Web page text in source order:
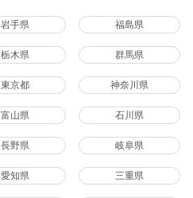
岩手県 福島県
栃木県 群馬県
東京都 神奈川県
富山県 石川県
長野県 岐阜県
愛知県 三重県